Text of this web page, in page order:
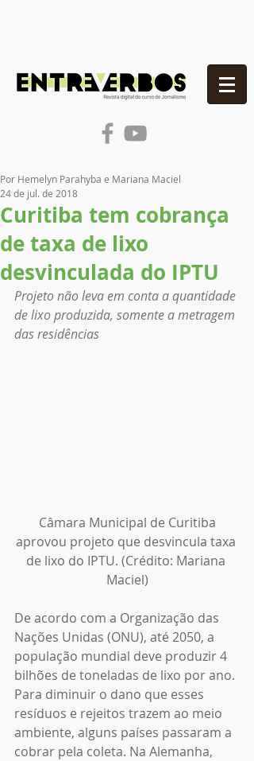
Curitiba tem cobrança
de taxa de lixo
desvinculada do IPTU
Por Hemelyn Parahyba e Mariana Maciel
24 de jul. de 2018
Projeto não leva em conta a quantidade
de lixo produzida, somente a metragem
das residências
Câmara Municipal de Curitiba
aprovou projeto que desvincula taxa
de lixo do IPTU. (Crédito: Mariana
Maciel)
De acordo com a Organização das
Nações Unidas (ONU), até 2050, a
população mundial deve produzir 4
bilhões de toneladas de lixo por ano.
Para diminuir o dano que esses
resíduos e rejeitos trazem ao meio
ambiente, alguns países passaram a
cobrar pela coleta. Na Alemanha,